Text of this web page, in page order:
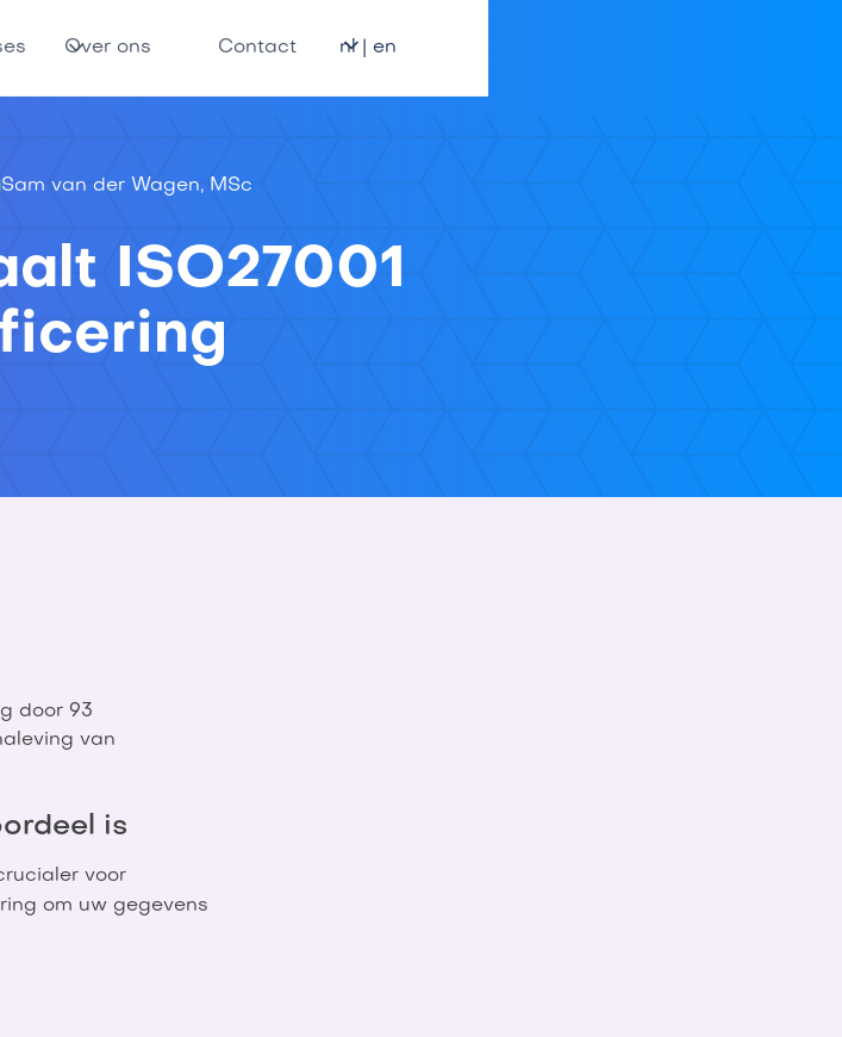
Over ons Contact nl | en
Sam van der Wagen, MSc
ISO27001
door 93
van
is
voor
om uw gegevens